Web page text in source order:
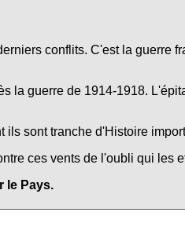
conflits. C'est la guerre
la guerre de 1914-1918.
sont tranche d'Histoire
ces vents de l'oubli qui les
le Pays.